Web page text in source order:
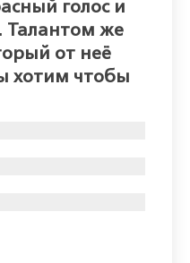
голос и
Талантом же
от неё
хотим чтобы